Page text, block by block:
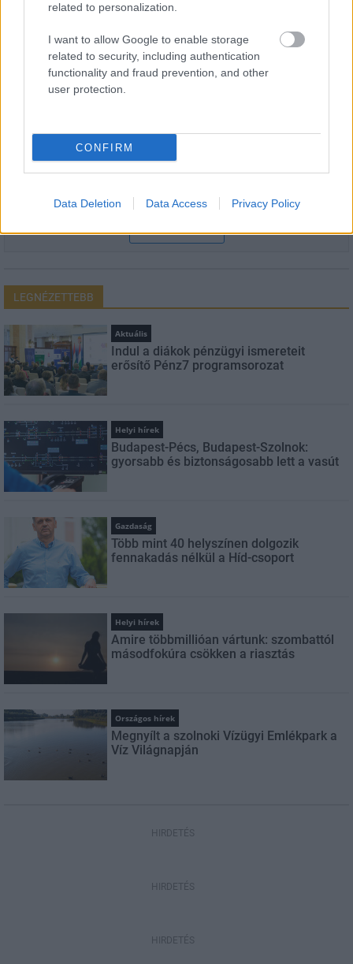
related to personalization.
I want to allow Google to enable storage
related to security, including authentication
functionality and fraud prevention, and other
user protection.
CONFIRM
Data Deletion Data Access Privacy Policy
HÍRLEVÉL
E-mail cím
szabályzatot!
LEGNÉZETTEBB
Aktuális
Indul a diákok pénzügyi ismereteit
erősítő Pénz7 programsorozat
Helyi hírek
Budapest-Pécs, Budapest-Szolnok:
gyorsabb és biztonságosabb lett a vasút
Gazdaság
Több mint 40 helyszínen dolgozik
fennakadás nélkül a Híd-csoport
Helyi hírek
Amire többmillióan vártunk: szombattól
másodfokúra csökken a riasztás
Országos hírek
Megnyílt a szolnoki Vízügyi Emlékpark a
Víz Világnapján
HIRDETÉS
HIRDETÉS
HIRDETÉS